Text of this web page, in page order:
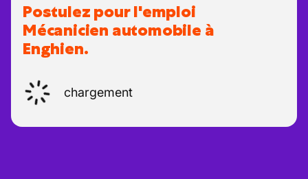
Postulez pour l'emploi
Mécanicien automobile à
Enghien.
chargement